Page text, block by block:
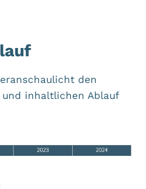
den
inhaltlichen Ablauf